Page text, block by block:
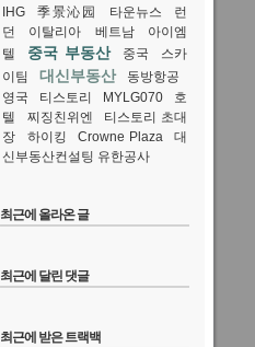
IHG
季景沁园 타운뉴스
런
던
이탈리아 베트남
아이엠
텔
중국 부동산 중국
스카
이팀
대신부동산
동방항공
영국
티스토리 MYLG070
호
텔
찌징친위엔
티스토리 초대
장
하이킹 Crowne Plaza
대
신부동산컨설팅 유한공사
최근에 올라온 글
최근에 달린 댓글
최근에 받은 트랙백